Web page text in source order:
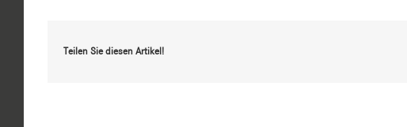
Teilen Sie diesen Artikel!